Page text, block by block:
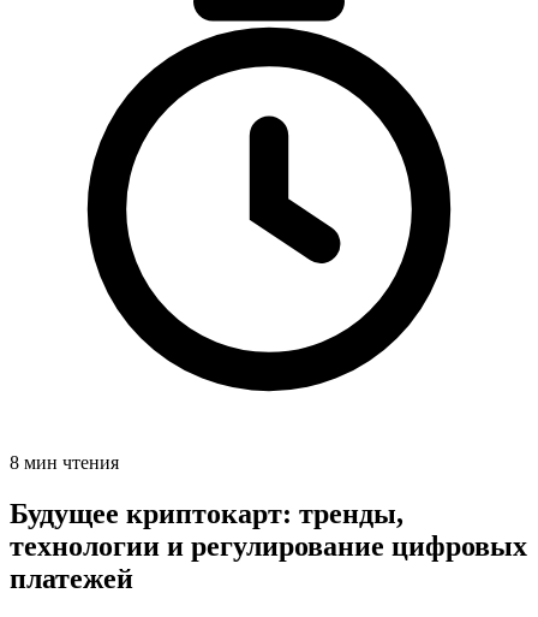
8 мин чтения
Будущее криптокарт: тренды,
технологии и регулирование цифровых
платежей